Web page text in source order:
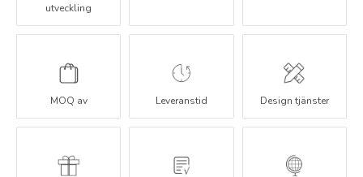
utveckling
MOQ av Leveranstid Design tjänster